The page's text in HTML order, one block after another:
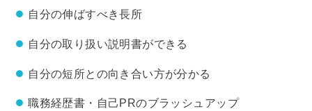
自分の伸ばすべき長所
自分の取り扱い説明書ができる
自分の短所との向き合い方が分かる
職務経歴書・自己PRのブラッシュアップ